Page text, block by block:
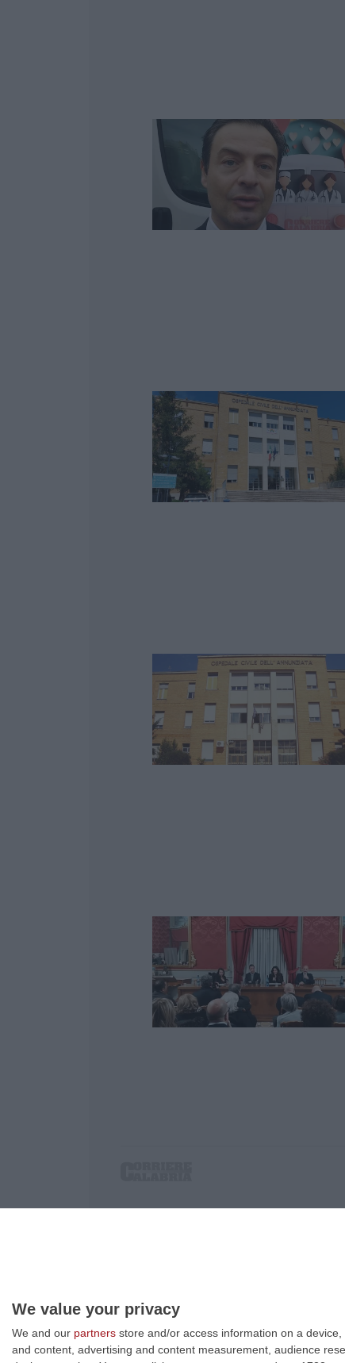
We value your privacy
We and our partners store and/or access information on a
and content, advertising and content measurement, audience
P.IVA. 03199620794, Via del mare 6/G,
Iscrizione tribunale di Lamezia Terme 5/